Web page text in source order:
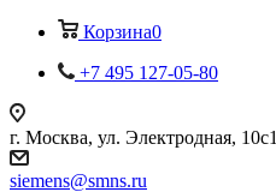
Корзина0
+7 495 127-05-80
г. Москва, ул. Электродная, 10с1
siemens@smns.ru